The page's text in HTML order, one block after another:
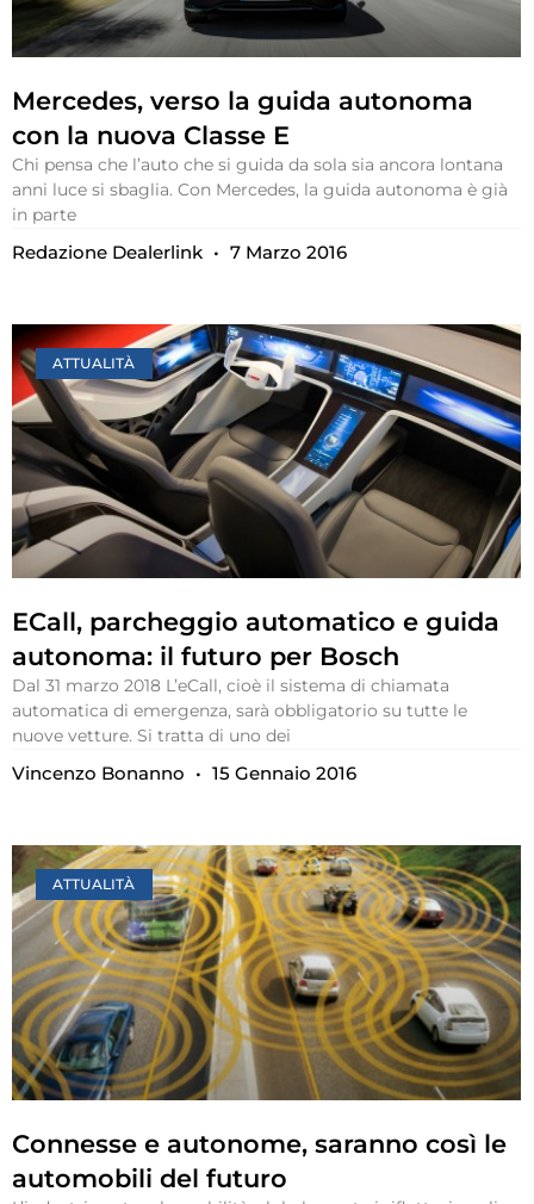
Mercedes, verso la guida autonoma
con la nuova Classe E
Chi pensa che l’auto che si guida da sola sia ancora lontana
anni luce si sbaglia. Con Mercedes, la guida autonoma è già
in parte
Redazione Dealerlink 7 Marzo 2016
ATTUALITÀ
ECall, parcheggio automatico e guida
autonoma: il futuro per Bosch
Dal 31 marzo 2018 L’eCall, cioè il sistema di chiamata
automatica di emergenza, sarà obbligatorio su tutte le
nuove vetture. Si tratta di uno dei
Vincenzo Bonanno 15 Gennaio 2016
ATTUALITÀ
Connesse e autonome, saranno così le
automobili del futuro